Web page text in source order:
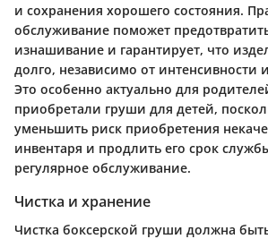
и сохранения хорошего состояния.
обслуживание поможет
изнашивание и гарантирует, что
долго, независимо от интенсивности
Это особенно актуально для
приобретали груши для детей,
уменьшить риск приобретения
инвентаря и продлить его срок
регулярное обслуживание.
Чистка и хранение
Чистка боксерской груши должна